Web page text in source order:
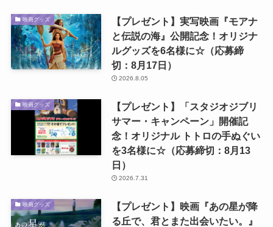
映画グッズ
【プレゼント】実写映画『モアナ
と伝説の海』公開記念！オリジナ
ルグッズを6名様に☆（応募締
切：8月17日）
2026.8.05
映画グッズ
【プレゼント】「スタジオジブリ
サマー・キャンペーン」開催記
念！オリジナル トトロの手ぬぐい
を3名様に☆（応募締切：8月13
日）
2026.7.31
映画グッズ
【プレゼント】映画『あの星が降
る丘で、君とまた出会いたい。』